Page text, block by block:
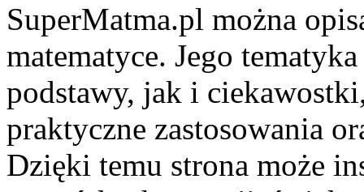
SuperMatma.pl można
matematyce. Jego
podstawy, jak i
praktyczne zastosowania
Dzięki temu strona może